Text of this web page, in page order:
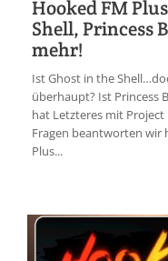
Hooked FM
Shell, Princess
mehr!
Ist Ghost in the
überhaupt? Ist Princess
hat Letzteres mit Project
Fragen beantworten wir
Plus...